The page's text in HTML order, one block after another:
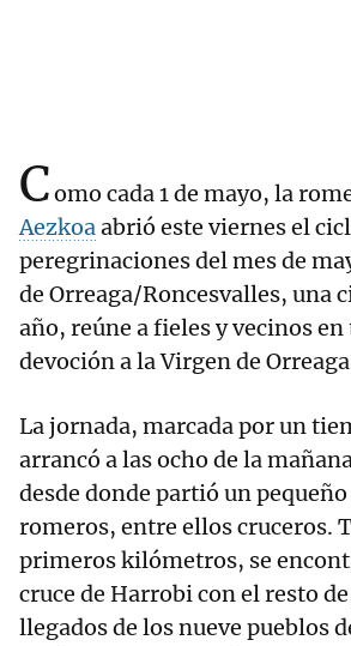
Como cada 1 de mayo, la
Aezkoaabrió este viernes el
peregrinaciones del mes de
de Orreaga/Roncesvalles, una
año, reúne a fieles y vecinos
devoción a la Virgen de
La jornada, marcada por un
arrancó a las ocho de la
desde donde partió un
romeros, entre ellos cruceros.
primeros kilómetros, se
cruce de Harrobi con el resto
llegados de los nueve pueblos